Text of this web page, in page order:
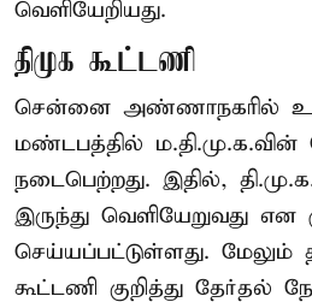
வெளியேறியது.
திமுக கூட்டணி
சென்னை அண்ணாநகரில்
மண்டபத்தில் ம.தி.மு.க.வின்
நடைபெற்றது. இதில்,
இருந்து வெளியேறுவது என
செய்யப்பட்டுள்ளது. மேலும்
கூட்டணி குறித்து தேர்தல்